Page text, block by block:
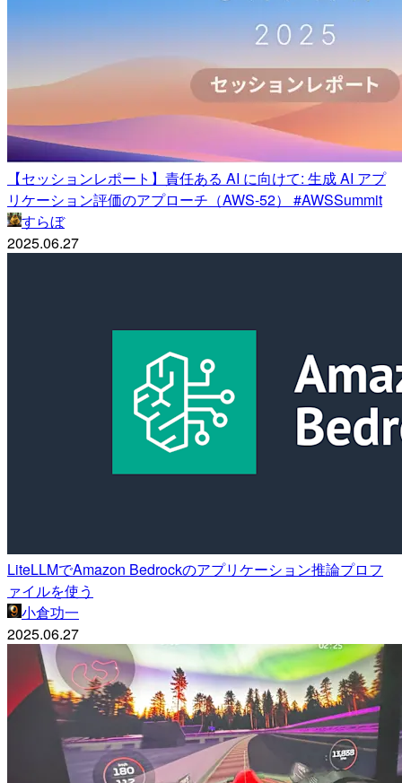
【セッションレポート】責任ある AI に向けて: 生成 AI アプ
リケーション評価のアプローチ（AWS-52） #AWSSummit
すらぼ
2025.06.27
LiteLLMでAmazon Bedrockのアプリケーション推論プロフ
ァイルを使う
小倉功一
2025.06.27